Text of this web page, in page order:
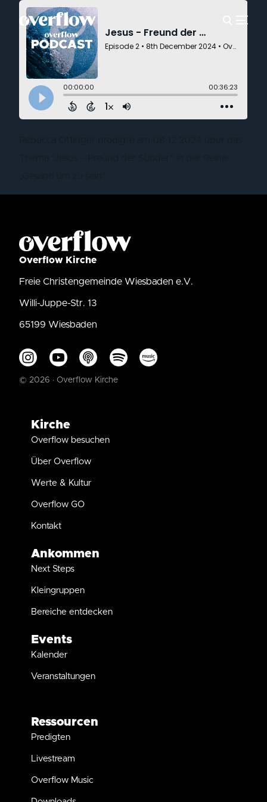
Overflow Kirche
Freie Christengemeinde Wiesbaden e.V.
Willi-Juppe-Str. 13
65199 Wiesbaden
© 2026 · Overflow Kirche
Kirche
Overflow besuchen
Über Overflow
Werte & Kultur
Overflow GO
Kontakt
Ankommen
Next Steps
Kleingruppen
Bereiche entdecken
Events
Kalender
Veranstaltungen
Ressourcen
Predigten
Livestream
Overflow Music